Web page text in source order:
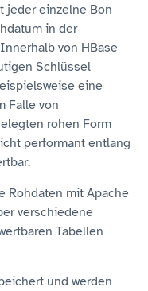
jeder einzelne Bon
in der
von HBase
Schlüssel
eine
Falle von
rohen Form
performant entlang
Rohdaten mit Apache
verschiedene
Tabellen
und werden